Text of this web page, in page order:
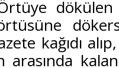
dökülen
kağıdı
arasında